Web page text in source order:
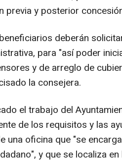
previa y posterior
deberán
para "así poder
y de arreglo de
la consejera.
el trabajo del
de los requisitos y las
una oficina que "se
y que se localiza